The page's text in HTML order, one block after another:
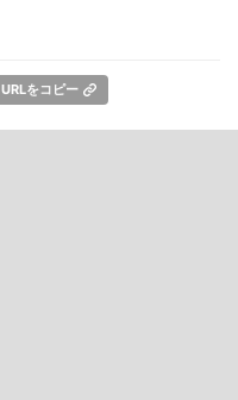
URLをコピー